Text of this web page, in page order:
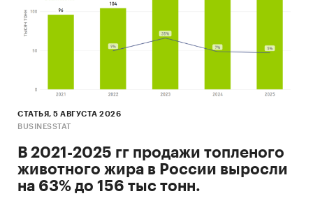
Материалы сайтов исследуемой тематики
площадки, доски объявлений,
маркетинговых и консалтинговых агентств
(KPMG, PWC, EY, BCG, Deloitte, Bain, McKinsey,
IHS, Argus, Platts, Nexant, Thomson Reuters,
ЦДУ-ТЭК, Кортес и пр.)
Региональные и федеральные СМИ
Порталы раскрытия информации
СТАТЬЯ, 5 АВГУСТА 2026
BUSINESSTAT
В 2021-2025 гг продажи топленого
животного жира в России выросли
на 63% до 156 тыс тонн.